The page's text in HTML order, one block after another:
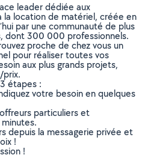
leader dédiée aux
location de matériel, créée en
par une communauté de plus
dont 300 000 professionnels.
proche de chez vous un
pour réaliser toutes vos
aux plus grands projets,
prix.
étapes :
votre besoin en quelques
particuliers et
depuis la messagerie privée et
!
!